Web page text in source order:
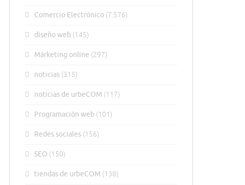
Comercio Electrónico (7.576)
diseño web (145)
Márketing online (297)
noticias (315)
noticias de urbeCOM (117)
Programación web (101)
Redes sociales (156)
SEO (150)
tiendas de urbeCOM (138)